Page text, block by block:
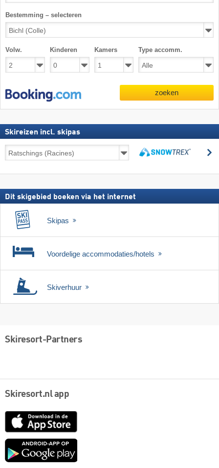
Bestemming – selecteren
Volw. Kinderen Kamers Type accomm.
zoeken
Skireizen incl. skipas
incl.
Dit skigebied boeken via het internet
Skipas
Voordelige accommodaties/hotels
Skiverhuur
Skiresort-Partners
Skiresort.nl app
App
Google